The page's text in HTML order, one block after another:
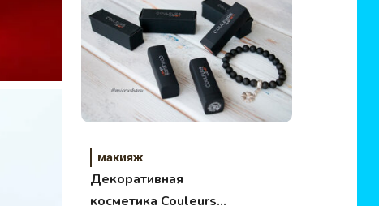
макияж
Декоративная
косметика Couleurs